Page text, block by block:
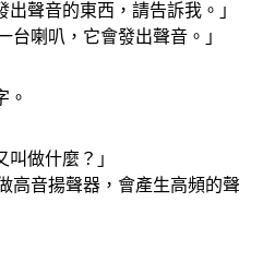
聲音的東西，請告訴我。」
叫做什麼？」
高音揚聲器，會產生高頻的聲